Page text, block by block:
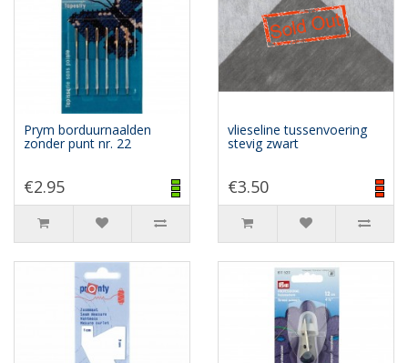
Prym borduurnaalden
zonder punt nr. 22
€2.95
vlieseline tussenvoering
stevig zwart
€3.50